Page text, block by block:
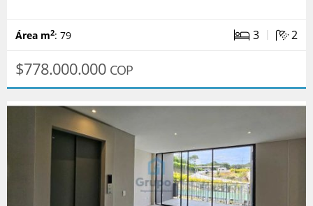
Área m2: 79 3 | 2
$778.000.000 COP